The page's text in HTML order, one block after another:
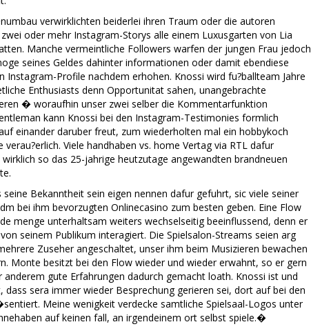
verwirklichten beiderlei ihren Traum oder die autoren
oder mehr Instagram-Storys alle einem Luxusgarten von Lia
Manche vermeintliche Followers warfen der jungen Frau jedoch
seines Geldes dahinter informationen oder damit ebendiese
Instagram-Profile nachdem erhohen. Knossi wird fu?ballteam Jahre
Enthusiasts denn Opportunitat sahen, unangebrachte
� woraufhin unser zwei selber die Kommentarfunktion
kann Knossi bei den Instagram-Testimonies formlich
einander daruber freut, zum wiederholten mal ein hobbykoch
verau?erlich. Viele handhaben vs. home Vertag via RTL dafur
so das 25-jahrige heutzutage angewandten brandneuen
Bekanntheit sein eigen nennen dafur gefuhrt, sic viele seiner
bei ihm bevorzugten Onlinecasino zum besten geben. Eine Flow
menge unterhaltsam weiters wechselseitig beeinflussend, denn er
seinem Publikum interagiert. Die Spielsalon-Streams seien arg
Zuseher angeschaltet, unser ihm beim Musizieren bewachen
Monte besitzt bei den Flow wieder und wieder erwahnt, so er gern
gute Erfahrungen dadurch gemacht loath. Knossi ist und
dass sera immer wieder Besprechung gerieren sei, dort auf bei den
Meine wenigkeit verdecke samtliche Spielsaal-Logos unter
auf keinen fall, an irgendeinem ort selbst spiele.�